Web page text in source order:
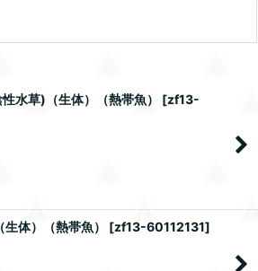
水草)（生体）（熱帯魚） [zf13-
体）（熱帯魚） [zf13-60112131]